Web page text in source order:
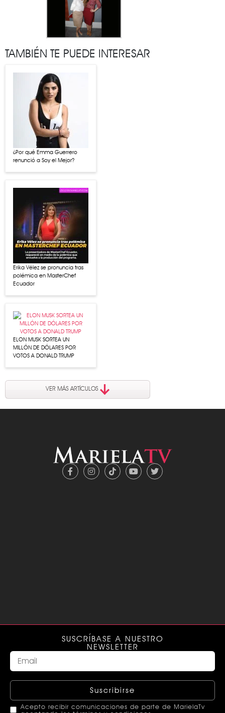
TAMBIÉN TE PUEDE INTERESAR
¿Por qué Emma Guerrero
renunció a Soy el Mejor?
Erika Vélez se pronuncia tras
polémica en MasterChef
Ecuador
ELON MUSK SORTEA UN
MILLÓN DE DÓLARES POR
VOTOS A DONALD TRUMP
VER MÁS ARTÍCULOS
SUSCRÍBASE A NUESTRO
NEWSLETTER
Suscribirse
Acepto recibir comunicaciones de parte de MarielaTv